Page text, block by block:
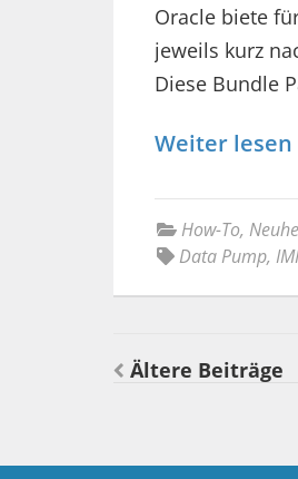
Oracle biete
jeweils kurz
Diese Bundle
Weiter lesen
How-To,
Data Pump,
Ältere Beiträge